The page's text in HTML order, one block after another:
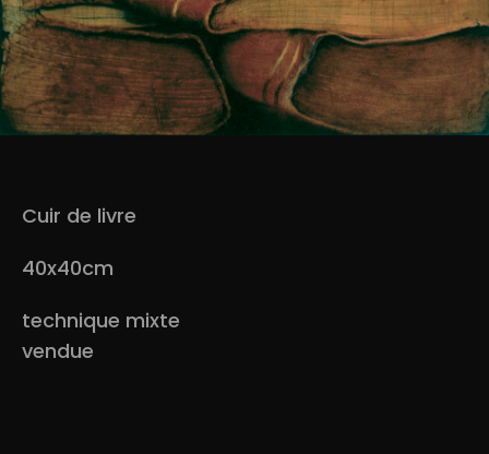
Cuir de livre
40x40cm
technique mixte
vendue